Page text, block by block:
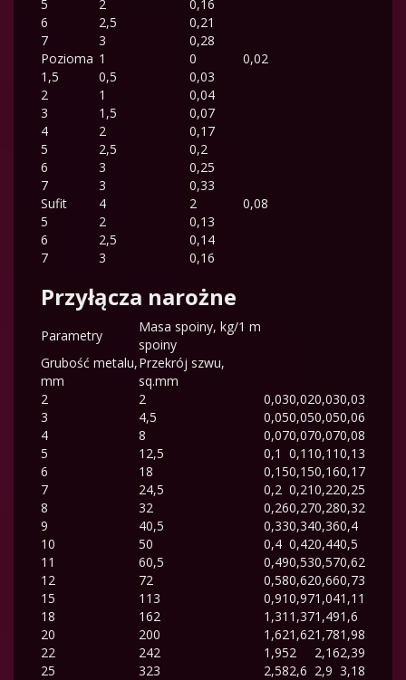
5 2
0,16
6
2,5
0,21
7
3
0,28
Pozioma 1 0
0,02
1,5
0,5
0,03
2
1
0,04
3
1,5
0,07
4
2
0,17
5
2,5
0,2
6
3
0,25
7
3
0,33
Sufit
4 2
0,08
5
2
0,13
6
2,5
0,14
7
3 0,16
Przyłącza narożne
Parametry
Masa spoiny, kg/1 m
spoiny
Grubość metalu,
mm
Przekrój szwu,
sq.mm
2
2 0,030,020,030,03
3
4,5 0,050,050,050,06
4
8 0,070,070,070,08
5
12,5 0,1 0,110,110,13
6
18 0,150,150,160,17
7
24,5 0,2 0,210,220,25
8
32 0,260,270,280,32
9
40,5 0,330,340,360,4
10
50 0,4 0,420,440,5
11
60,5 0,490,530,570,62
12
72 0,580,620,660,73
15
113 0,910,971,041,11
18
162 1,31 1,371,491,6
20
200 1,621,621,781,98
22
242 1,952 2,162,39
25
323 2,582,6 2,9 3,18